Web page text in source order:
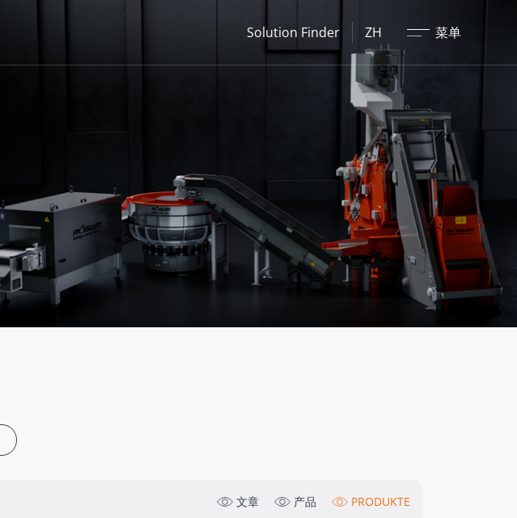
Solution Finder ZH 菜单
文章 产品 PRODUKTE